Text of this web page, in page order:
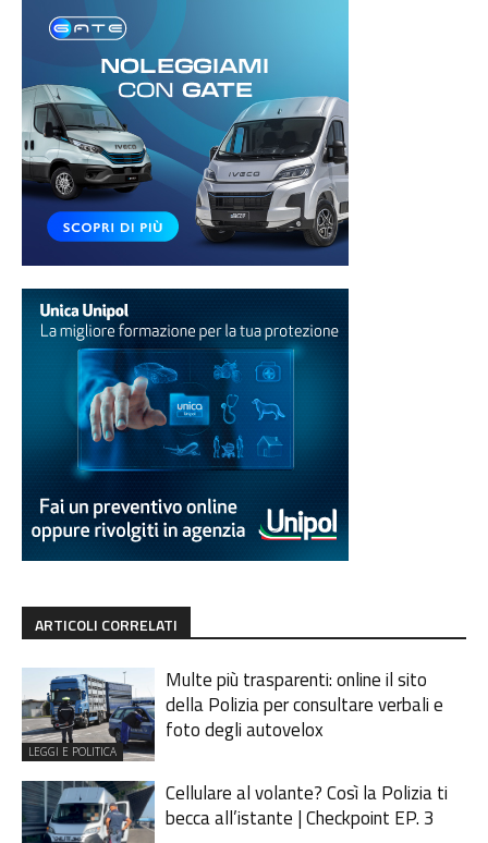
ARTICOLI CORRELATI
LEGGI E POLITICA
Multe più trasparenti: online il sito
della Polizia per consultare verbali e
foto degli autovelox
Cellulare al volante? Così la Polizia ti
becca all’istante | Checkpoint EP. 3